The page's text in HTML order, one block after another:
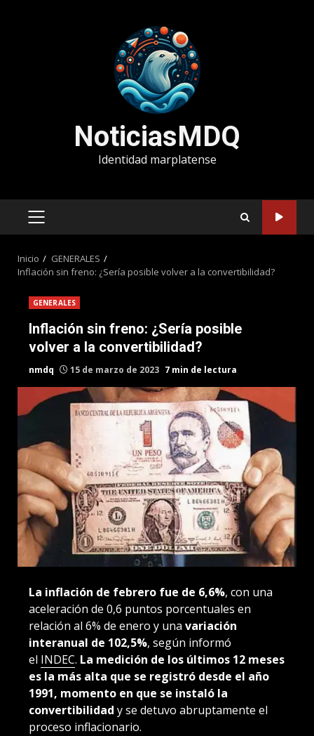
NoticiasMDQ
Identidad marplatense
MENÚ
Inicio
GENERALES
Inflación sin freno: ¿Sería posible volver a la convertibilidad?
GENERALES
Inflación sin freno: ¿Sería posible
volver a la convertibilidad?
nmdq 15 de marzo de 2023 7 min de lectura
La inflación de febrero fue de 6,6%, con una
aceleración de 0,6 puntos porcentuales en
relación al 6% de enero y una variación
interanual de 102,5%, según informó
el INDEC. La medición de los últimos 12 meses
es la más alta que se registró desde el año
1991, momento en que se instaló la
convertibilidad y se detuvo abruptamente el
proceso inflacionario.